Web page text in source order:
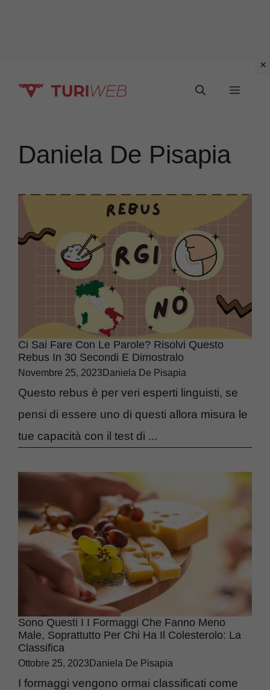
Menu
Daniela De Pisapia
Ci Sai Fare Con Le Parole? Risolvi Questo
Rebus In 30 Secondi E Dimostralo
Novembre 25, 2023 Daniela De Pisapia
Questo rebus è per veri esperti linguisti, se
pensi di essere uno di questi allora misura le
tue capacità con il test di ...
Sono Questi I I Formaggi Che Fanno Meno
Male, Soprattutto Per Chi Ha Il Colesterolo: La
Classifica
Ottobre 25, 2023 Daniela De Pisapia
I formaggi vengono ormai classificati come